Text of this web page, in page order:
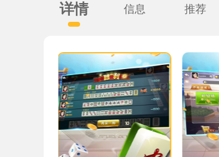
详情 信息 推荐